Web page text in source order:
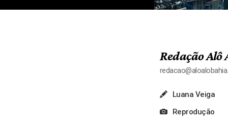
Redação Alô
Luana Veiga
Reprodução